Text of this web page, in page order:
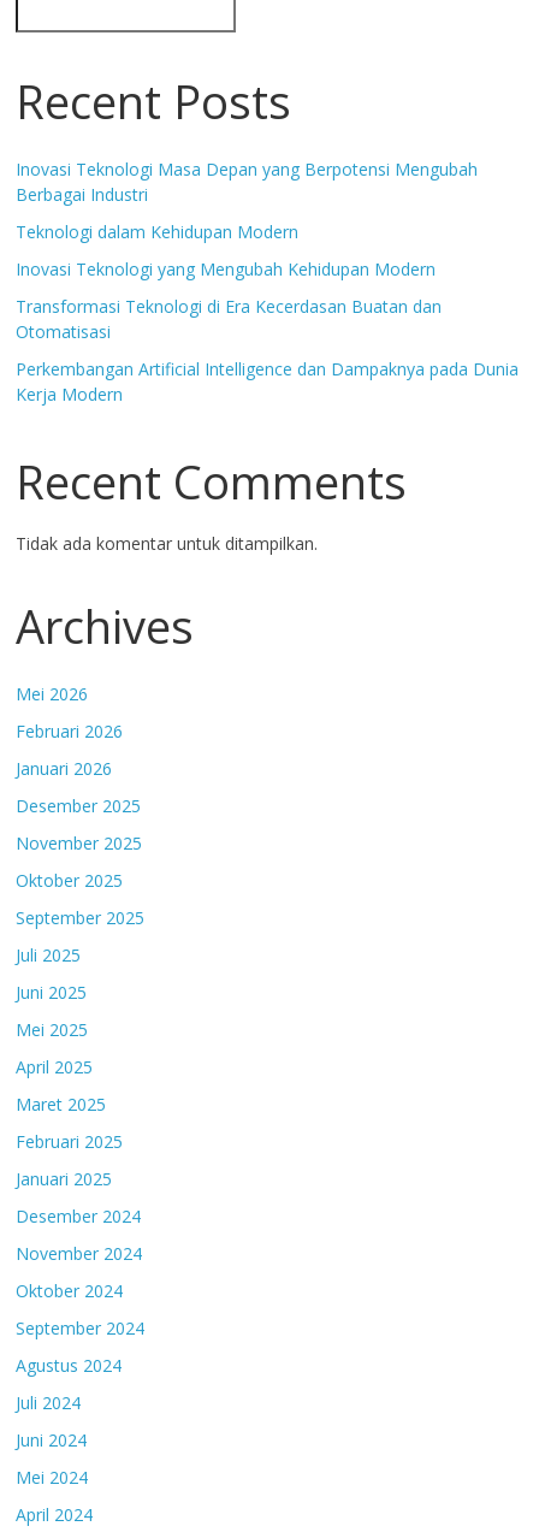
Recent Posts
Inovasi Teknologi Masa Depan yang Berpotensi Mengubah
Berbagai Industri
Teknologi dalam Kehidupan Modern
Inovasi Teknologi yang Mengubah Kehidupan Modern
Transformasi Teknologi di Era Kecerdasan Buatan dan
Otomatisasi
Perkembangan Artificial Intelligence dan Dampaknya pada Dunia
Kerja Modern
Recent Comments
Tidak ada komentar untuk ditampilkan.
Archives
Mei 2026
Februari 2026
Januari 2026
Desember 2025
November 2025
Oktober 2025
September 2025
Juli 2025
Juni 2025
Mei 2025
April 2025
Maret 2025
Februari 2025
Januari 2025
Desember 2024
November 2024
Oktober 2024
September 2024
Agustus 2024
Juli 2024
Juni 2024
Mei 2024
April 2024